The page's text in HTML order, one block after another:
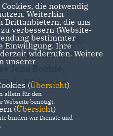
ihres
in den CDU-
sich die vier
Jens Boehle,
Klein und
die notwendig
Weiterhin
Drittanbietern, die uns
verbessern (Website-
bestimmter
Einwilligung. Ihre
widerrufen. Weitere
unserer
(Übersicht)
allein für den
Webseite benötigt.
(Übersicht)
binden wir Dienste und